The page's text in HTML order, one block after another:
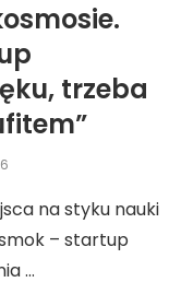
trzeba
na styku nauki
– startup
…